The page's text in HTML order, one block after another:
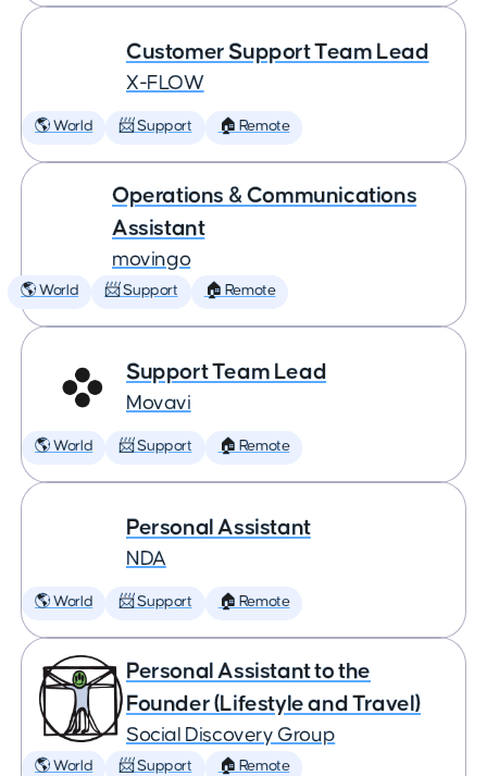
Customer Support Team Lead
X-FLOW
🌎 World 📨 Support 🏠 Remote
Operations & Communications
Assistant
movingo
🌎 World 📨 Support 🏠 Remote
Support Team Lead
Movavi
🌎 World 📨 Support 🏠 Remote
Personal Assistant
NDA
🌎 World 📨 Support 🏠 Remote
Personal Assistant to the
Founder (Lifestyle and Travel)
Social Discovery Group
🌎 World 📨 Support 🏠 Remote